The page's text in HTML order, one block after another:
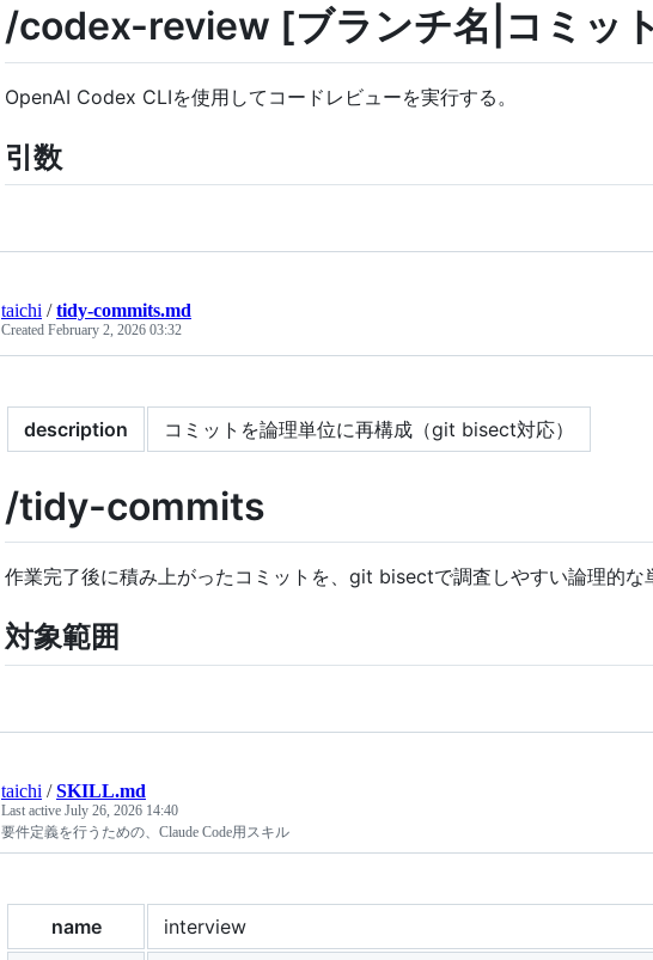
/codex-review [ブランチ名|コミッ
OpenAI Codex CLIを使用してコードレビューを実行する。
引数
taichi /tidy-commits.md
Created February 2, 2026 03:32
description コミットを論理単位に再構成（git bisect対応）
/tidy-commits
作業完了後に積み上がったコミットを、git bisectで調査しやすい論理的な
対象範囲
taichi /SKILL.md
Last active July 26, 2026 14:40
要件定義を行うための、Claude Code用スキル
name interview